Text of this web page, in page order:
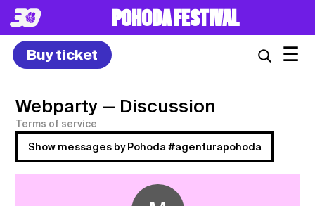
POHODA FESTIVAL
Buy ticket ☰
Webparty — Discussion
Terms of service
Show messages by Pohoda #agenturapohoda